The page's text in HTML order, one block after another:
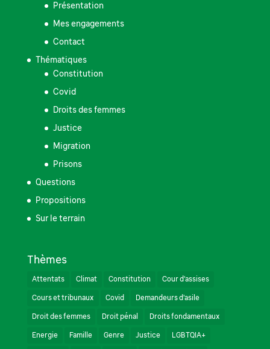
Présentation
Mes engagements
Contact
Thématiques
Constitution
Covid
Droits des femmes
Justice
Migration
Prisons
Questions
Propositions
Sur le terrain
Thèmes
Attentats Climat Constitution Cour d'assises
Cours et tribunaux Covid Demandeurs d'asile
Droit des femmes Droit pénal Droits fondamentaux
Energie Famille Genre Justice LGBTQIA+